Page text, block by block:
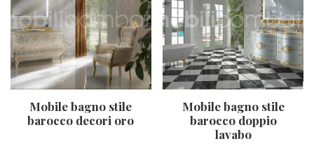
Mobile bagno stile
barocco decori oro
Mobile bagno stile
barocco doppio
lavabo